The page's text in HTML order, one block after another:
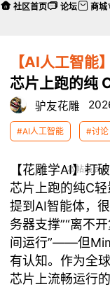
【AI人工智能】
芯片上跑的纯
驴友花雕
#AI人工智能 #讨论
本帖最后
【花雕学AI】打
芯片上跑的纯C
提到AI智能体，
务器支撑”“离不
间运行”——但
有认知。作为全
芯片上流畅运行
社区首页 论坛 商城